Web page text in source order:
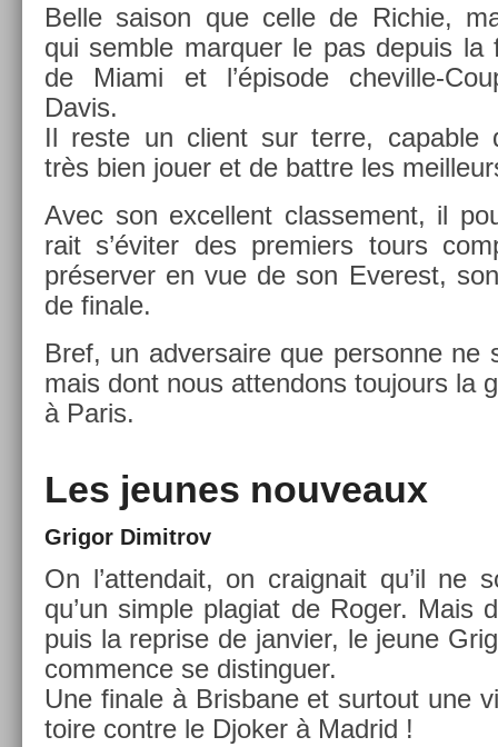
Belle saison que celle de Ric­hie,
qui semble mar­qu­er le pas de­puis la
de Miami et l’épisode cheville-
Davis.
Il reste un client sur terre, cap­able
très bien jouer et de battre les
Avec son ex­cel­lent clas­se­ment, il
rait s’éviter des pre­mi­ers tours
préserv­er en vue de son Ever­est,
de fin­ale.
Bref, un ad­versaire que per­son­ne ne
mais dont nous at­tendons toujours la
à Paris.
Les jeunes nouveaux
Grigor Di­mit­rov
On l’at­tendait, on craig­nait qu’il ne
qu’un sim­ple plagiat de Roger. Mais
puis la re­pr­ise de jan­vi­er, le jeune
com­m­ence se dis­tin­gu­er.
Une fin­ale à Bris­bane et sur­tout une
toire con­tre le Djok­er à Mad­rid !